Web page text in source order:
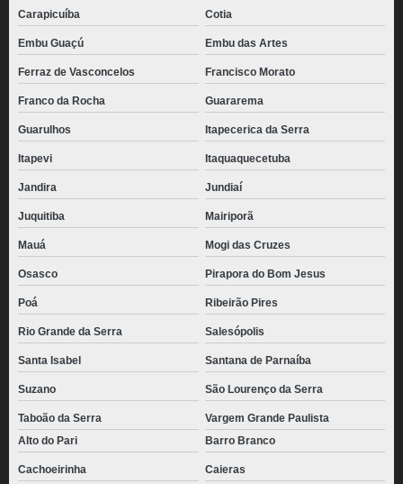
Carapicuíba Cotia
Embu Guaçú Embu das Artes
Ferraz de Vasconcelos Francisco Morato
Franco da Rocha Guararema
Guarulhos Itapecerica da Serra
Itapevi Itaquaquecetuba
Jandira Jundiaí
Juquitiba Mairiporã
Mauá Mogi das Cruzes
Osasco Pirapora do Bom Jesus
Poá Ribeirão Pires
Rio Grande da Serra Salesópolis
Santa Isabel Santana de Parnaíba
Suzano São Lourenço da Serra
Taboão da Serra
Vargem Grande Paulista
Alto do Pari
Barro Branco
Cachoeirinha Caieras